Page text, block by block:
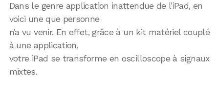
Dans le genre application inattendue de l’iPad, en
voici une que personne
n’a vu venir. En effet, grâce à un kit matériel couplé
à une application,
votre iPad se transforme en oscilloscope à signaux
mixtes.